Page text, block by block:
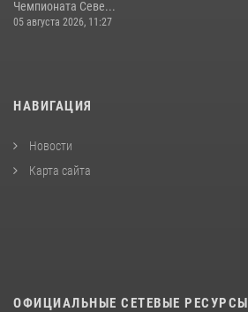
Чемпионата Севе...
05 августа 2026, 11:27
НАВИГАЦИЯ
Новости
Карта сайта
ОФИЦИАЛЬНЫЕ СЕТЕВЫЕ РЕСУРСЫ